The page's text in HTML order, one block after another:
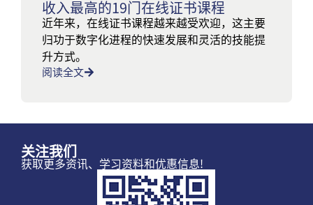
收入最高的19门在线证书课程
近年来，在线证书课程越来越受欢迎，这主要
归功于数字化进程的快速发展和灵活的技能提
升方式。
阅读全文
关注我们
获取更多资讯、学习资料和优惠信息!